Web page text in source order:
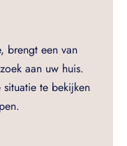
brengt een van
aan uw huis.
te bekijken